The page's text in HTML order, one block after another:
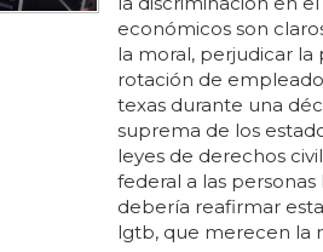
económicos son
la moral, perjudicar
rotación de
texas durante una
suprema de los
leyes de derechos
federal a las personas
debería reafirmar
lgtb, que merecen la